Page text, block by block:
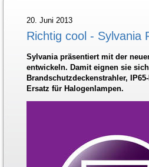
20. Juni 2013
Richtig cool - Sylvania
Sylvania präsentiert mit der
entwickeln. Damit eignen sie
Brandschutzdeckenstrahler,
Ersatz für Halogenlampen.